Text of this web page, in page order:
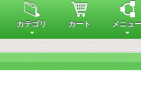
カテゴリ カート メニュ